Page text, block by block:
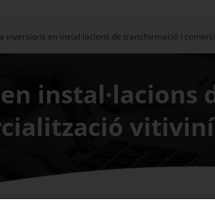
inversions en instal·lacions de transformació i
instal·lacions